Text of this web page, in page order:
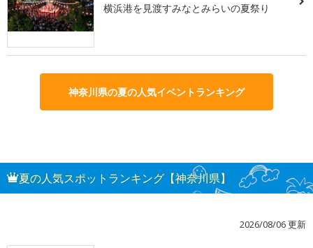
横浜港を見渡すみなとみらいの夏祭り
神奈川県の夏の人気イベントランキング
夏の人気スポットランキング【神奈川県】
2026/08/06 更新